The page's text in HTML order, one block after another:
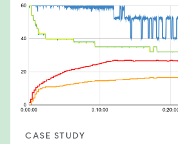
CASE STUDY